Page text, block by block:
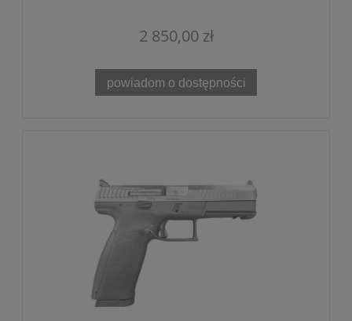
2 850,00 zł
powiadom o dostępności